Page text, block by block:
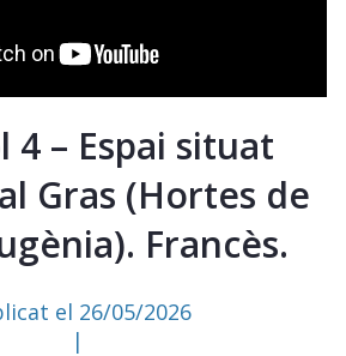
4 – Espai situat
Gras (Hortes de
Francès.
el 26/05/2026
|